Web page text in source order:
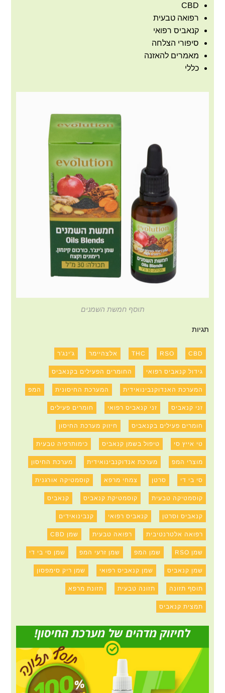
CBD
רפואה טבעית
קנאביס רפואי
סיפורי הצלחה
מאמרים להאזנה
כללי
תוסף חמשת השמנים
תגיות
CBD
RSO
THC אלצהיימר ג'ינג'ר
גידול קנאביס רפואי החומרים הפעילים בקנאביס
המערכת האנדוקנבינואידית המערכת החיסונית המפ
זני קנאביס זני קנאביס רפואי חומרים פעילים
חומרים פעילים בקנאביס חיזוק מערכת החיסון
טי אייץ סי טיפול בשמן קנאביס כימותרפיה טבעית
מוצרי המפ מערכת אנדוקנבינואידית מערכת החיסון
סי בי די סרטן צמחי מרפא קוסמטיקה אורגנית
קוסמטיקה טבעית קוסמטיקת קנאביס קנאביס
קנאביס וסרטן קנאביס רפואי קנבינואידים
רפואה אלטרנטיבית רפואה טבעית שמן CBD
שמן RSO שמן המפ שמן זרעי המפ שמן סי בי די
שמן קנאביס שמן קנאביס רפואי שמן ריק סימפסון
תוסף תזונה תזונה טבעית תזונת מרפא
תמצית קנאביס